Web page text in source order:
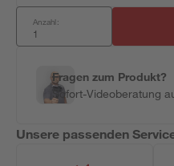
Anzahl:
Fragen zum Produkt?
Sofort-Videoberatung
Unsere passenden